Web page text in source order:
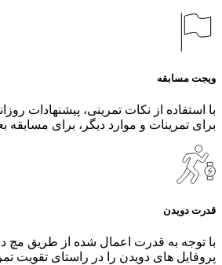
ویجت مسابقه
با استفاده از نکات تمرینی، پیشنهادات
برای تمرینات و موارد دیگر، برای مسابقه
قدرت دویدن
با توجه به قدرت اعمال شده از طریق
پروفایل های دویدن را در راستای تقویت